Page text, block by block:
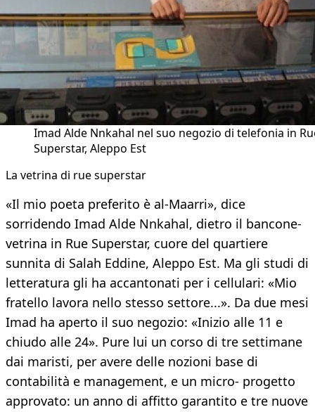
Imad Alde Nnkahal nel suo negozio di telefonia in
Superstar, Aleppo Est
La vetrina di rue superstar
«Il mio poeta preferito è al-Maarri», dice
sorridendo Imad Alde Nnkahal, dietro il bancone-
vetrina in Rue Superstar, cuore del quartiere
sunnita di Salah Eddine, Aleppo Est. Ma gli studi di
letteratura gli ha accantonati per i cellulari: «Mio
fratello lavora nello stesso settore...». Da due mesi
Imad ha aperto il suo negozio: «Inizio alle 11 e
chiudo alle 24». Pure lui un corso di tre settimane
dai maristi, per avere delle nozioni base di
contabilità e management, e un micro- progetto
approvato: un anno di affitto garantito e tre nuove